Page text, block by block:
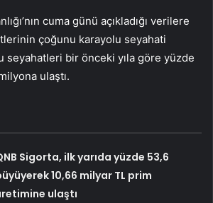
cuma günü açıkladığı verilere
çoğunu karayolu seyahati
seyahatleri bir önceki yıla göre yüzde
ulaştı.
Sigorta, ilk yarıda yüzde 53,6
10,66 milyar TL prim
ulaştı